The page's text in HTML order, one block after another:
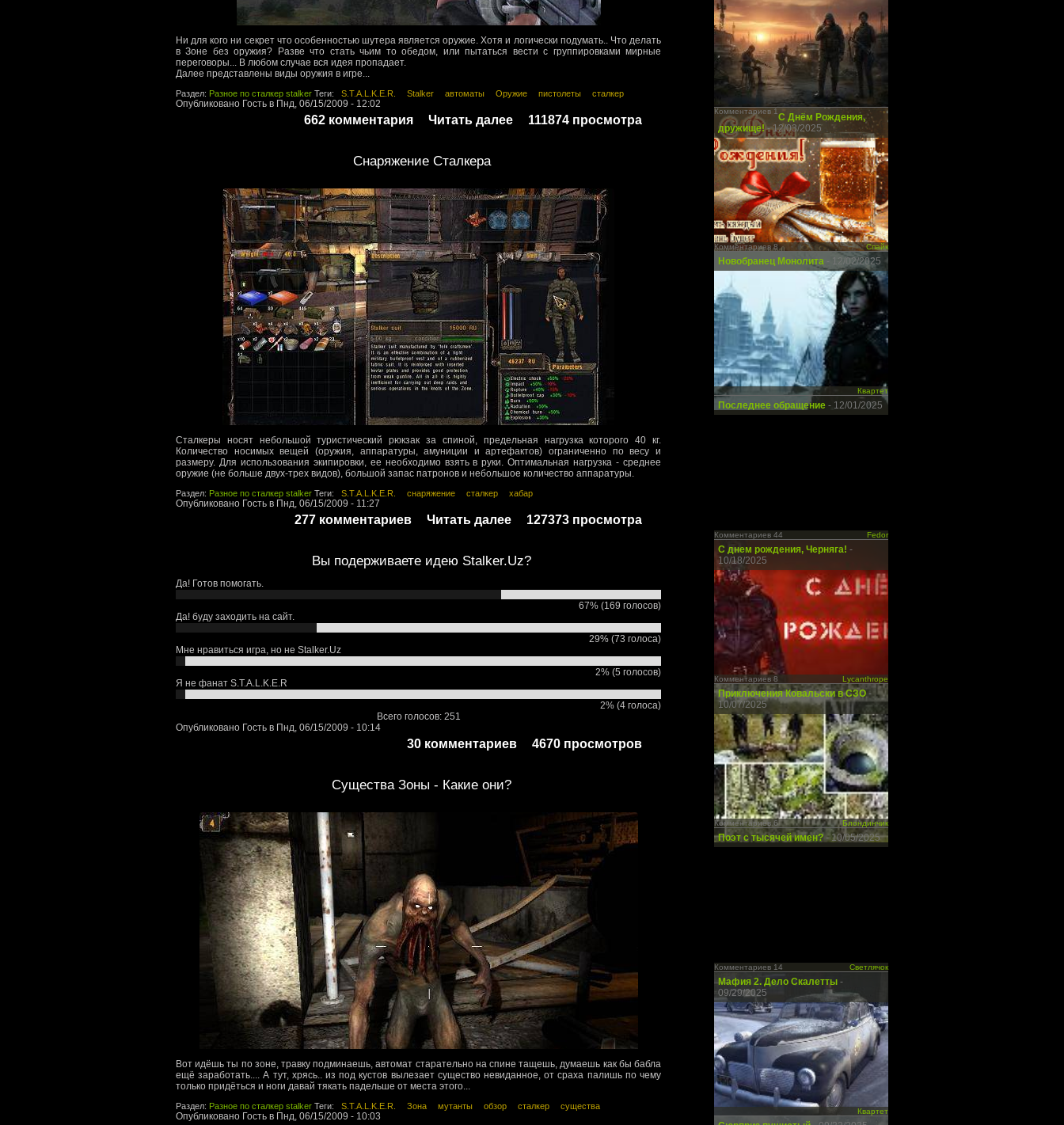
Ни для кого ни секрет что особенностью шутера является оружие. Хотя и логически подумать.. Что делать
в Зоне без оружия? Разве что стать чьим то обедом, или пытаться вести с группировками мирные
переговоры... В любом случае вся идея пропадает.
Далее представлены виды оружия в игре...
Раздел: Разное по сталкер stalker Теги: S.T.A.L.K.E.R. Stalker автоматы Оружие пистолеты сталкер
Опубликовано Гость в Пнд, 06/15/2009 - 12:02
662 комментария Читать далее 111874 просмотра
Снаряжение Сталкера
Сталкеры носят небольшой туристический рюкзак за спиной, предельная нагрузка которого 40 кг.
Количество носимых вещей (оружия, аппаратуры, амуниции и артефактов) ограниченно по весу и
размеру. Для использования экипировки, ее необходимо взять в руки. Оптимальная нагрузка - среднее
оружие (не больше двух-трех видов), большой запас патронов и небольшое количество аппаратуры.
Раздел: Разное по сталкер stalker Теги: S.T.A.L.K.E.R. снаряжение сталкер хабар
Опубликовано Гость в Пнд, 06/15/2009 - 11:27
277 комментариев Читать далее 127373 просмотра
Вы подерживаете идею Stalker.Uz?
Да! Готов помогать.
67% (169 голосов)
Да! буду заходить на сайт.
29% (73 голоса)
Мне нравиться игра, но не Stalker.Uz
2% (5 голосов)
Я не фанат S.T.A.L.K.E.R
2% (4 голоса)
Всего голосов: 251
Опубликовано Гость в Пнд, 06/15/2009 - 10:14
30 комментариев 4670 просмотров
Существа Зоны - Какие они?
Вот идёшь ты по зоне, травку подминаешь, автомат старательно на спине тащешь, думаешь как бы бабла
ещё заработать.... А тут, хрясь.. из под кустов вылезает существо невиданное, от сраха палишь по чему
только придёться и ноги давай тякать падельше от места этого...
Раздел: Разное по сталкер stalker Теги: S.T.A.L.K.E.R. Зона мутанты обзор сталкер существа
Опубликовано Гость в Пнд, 06/15/2009 - 10:03
Комментариев 1
С Днём Рождения,
дружище!- 12/03/2025
Комментариев 8 Спайк
Новобранец Монолита - 12/02/2025
Квартет
Последнее обращение - 12/01/2025
Комментариев 44 Fedor
С днем рождения, Черняга! -
10/18/2025
Комментариев 8 Lycanthrope
Приключения Ковальски в СЗО-
10/07/2025
Комментариев 6 Блондинчик
Поэт с тысячей имен? - 10/05/2025
Комментариев 14 Светлячок
Мафия 2. Дело Скалетты -
09/29/2025
Квартет